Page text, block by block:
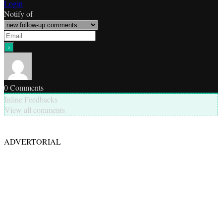
Login
Notify of
0Comments
Inline Feedbacks
View all comments
ADVERTORIAL